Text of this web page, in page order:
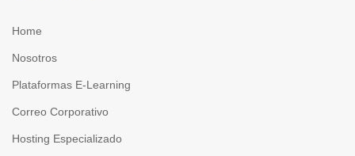
Home
Nosotros
Plataformas E-Learning
Correo Corporativo
Hosting Especializado